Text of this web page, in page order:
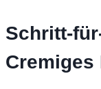
Schritt-
Cremiges